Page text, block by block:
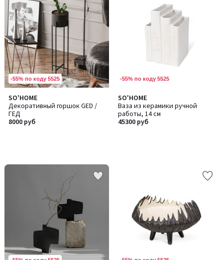
-55% по коду 5525
SO'HOME
Декоративный горшок GED /
ГЕД
8000 руб
-55% по коду 5525
SO'HOME
Ваза из керамики ручной
работы, 14 см
45300 руб